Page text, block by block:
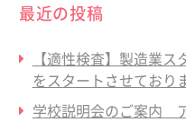
最近の投稿
【適性検査】製造業
をスタートさせており
学校説明会のご案内